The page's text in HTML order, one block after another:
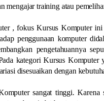
mengajar training atau
, fokus Kursus Komputer
penggunaan komputer
pengetahuannya
kategori Kursus
disesuaikan dengan
sangat tinggi.